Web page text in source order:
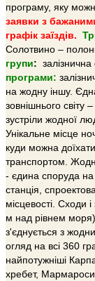
програму, яку
заявки з
графік заїздів.
Солотвино –
групи:
програми:
на жодну іншу.
зовнішнього світу
зустріли жодної
Унікальне місце
куди можна
транспортом.
- єдина споруда на
станція,
місцевості. Сходи
м над рівнем
з'єднується з
огляд на всі 360
найпотужніші
хребет,